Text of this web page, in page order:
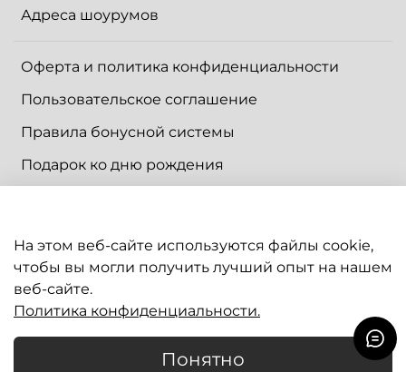
Адреса шоурумов
Оферта и политика конфиденциальности
Пользовательское соглашение
Правила бонусной системы
Подарок ко дню рождения
Контакты
Доставка
Оплата
На этом веб-сайте используются файлы cookie,
чтобы вы могли получить лучший опыт на нашем
веб-сайте.
Политика конфиденциальности.
Понятно